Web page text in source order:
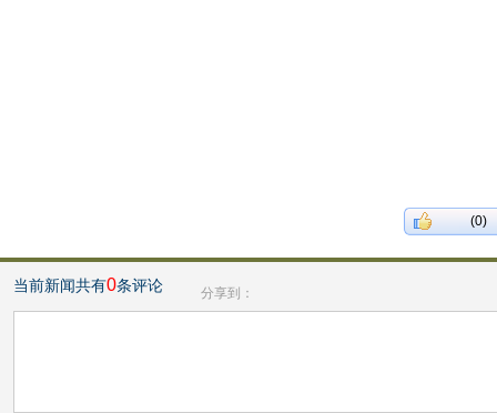
(0)
当前新闻共有0条评论 分享到：